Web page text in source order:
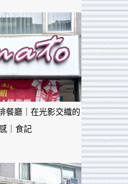
餐廳｜在光影交織的
｜食記